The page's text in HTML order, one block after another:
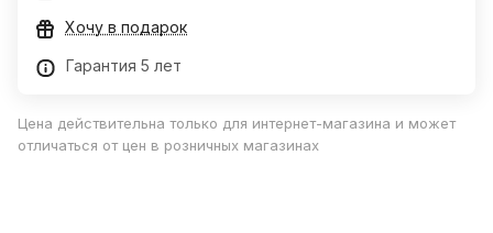
Хочу в подарок
Гарантия 5 лет
Цена действительна только для интернет-магазина и может
отличаться от цен в розничных магазинах